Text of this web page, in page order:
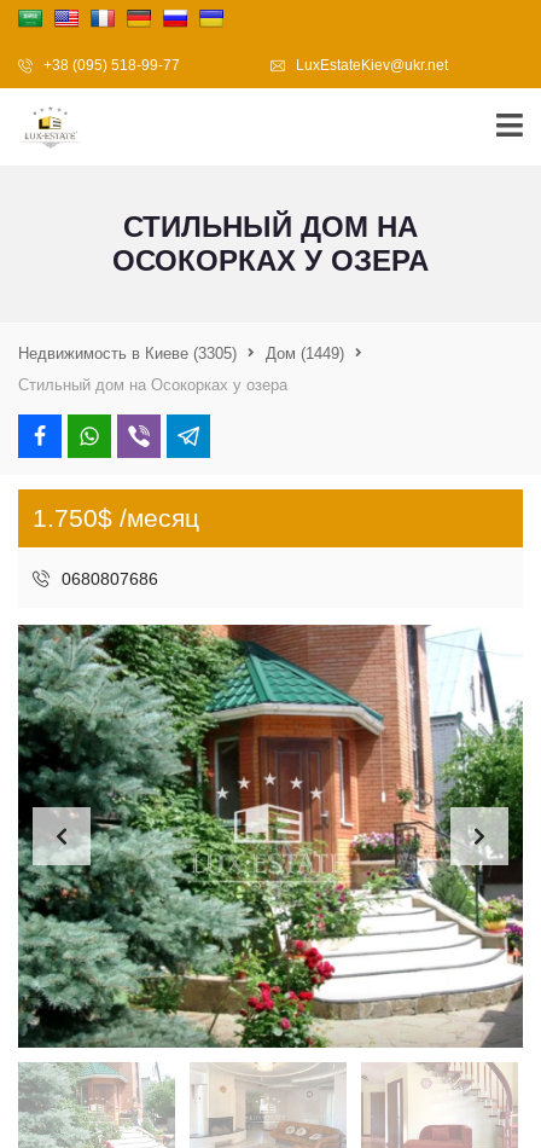
+38 (095) 518-99-77 LuxEstateKiev@ukr.net
СТИЛЬНЫЙ ДОМ НА
ОСОКОРКАХ У ОЗЕРА
Недвижимость в Киеве (3305) Дом (1449)
Стильный дом на Осокорках у озера
1.750$ /месяц
0680807686